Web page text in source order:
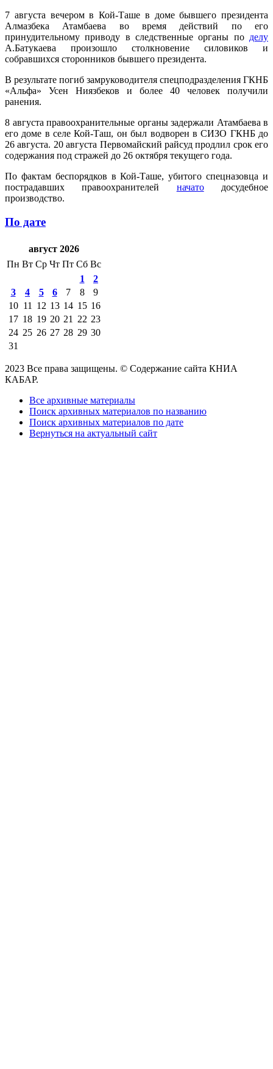
7 августа вечером в Кой-Таше в доме бывшего президента
Алмазбека Атамбаева во время действий по его
принудительному приводу в следственные органы по делу
А.Батукаева произошло столкновение силовиков и
собравшихся сторонников бывшего президента.
В результате погиб замруководителя спецподразделения ГКНБ
«Альфа» Усен Ниязбеков и более 40 человек получили
ранения.
8 августа правоохранительные органы задержали Атамбаева в
его доме в селе Кой-Таш, он был водворен в СИЗО ГКНБ до
26 августа. 20 августа Первомайский райсуд продлил срок его
содержания под стражей до 26 октября текущего года.
По фактам беспорядков в Кой-Таше, убитого спецназовца и
пострадавших правоохранителей начатодосудебное
производство.
По дате
август 2026
Пн Вт Ср Чт Пт Сб Вс
1
2
3
4 5 6 7 8
9
10 11 12 13 14 15 16
17 18 19 20 21 22 23
24 25 26 27 28 29 30
31
2023 Все права защищены. © Содержание сайта КНИА
КАБАР.
Все архивные материалы
Поиск архивных материалов по названию
Поиск архивных материалов по дате
Вернуться на актуальный сайт